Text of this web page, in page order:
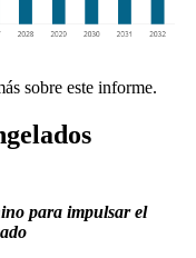
sobre este informe.
para impulsar el